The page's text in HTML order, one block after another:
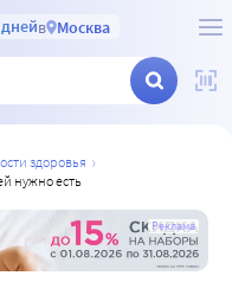
в Москва
здоровья
нужно есть
Реклама